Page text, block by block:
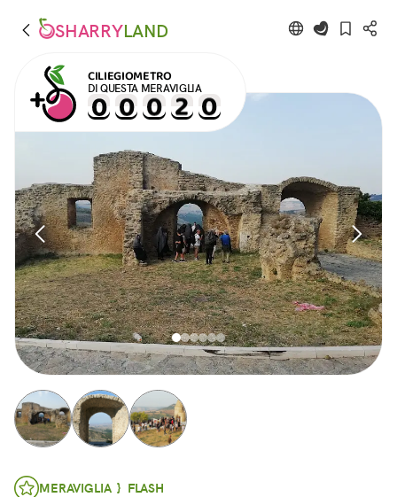
SHARRYLAND
CILIEGIOMETRO
DI QUESTA MERAVIGLIA
MERAVIGLIA } FLASH